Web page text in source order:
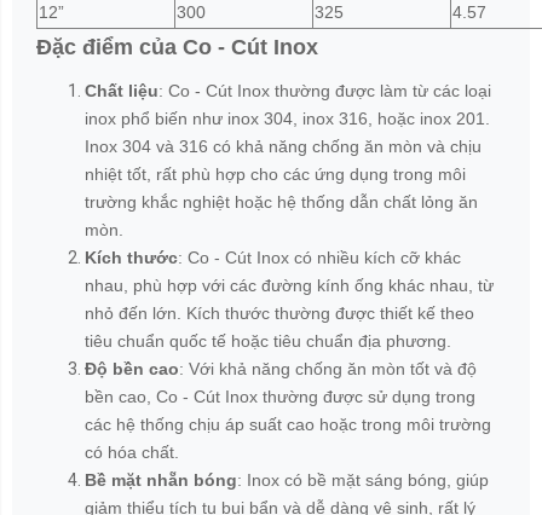
12”
300 325 4.57
Đặc điểm của Co - Cút Inox
Chất liệu: Co - Cút Inox thường được làm từ các loại
inox phổ biến như inox 304, inox 316, hoặc inox 201.
Inox 304 và 316 có khả năng chống ăn mòn và chịu
nhiệt tốt, rất phù hợp cho các ứng dụng trong môi
trường khắc nghiệt hoặc hệ thống dẫn chất lỏng ăn
mòn.
Kích thước: Co - Cút Inox có nhiều kích cỡ khác
nhau, phù hợp với các đường kính ống khác nhau, từ
nhỏ đến lớn. Kích thước thường được thiết kế theo
tiêu chuẩn quốc tế hoặc tiêu chuẩn địa phương.
Độ bền cao: Với khả năng chống ăn mòn tốt và độ
bền cao, Co - Cút Inox thường được sử dụng trong
các hệ thống chịu áp suất cao hoặc trong môi trường
có hóa chất.
Bề mặt nhẵn bóng: Inox có bề mặt sáng bóng, giúp
giảm thiểu tích tụ bụi bẩn và dễ dàng vệ sinh, rất lý